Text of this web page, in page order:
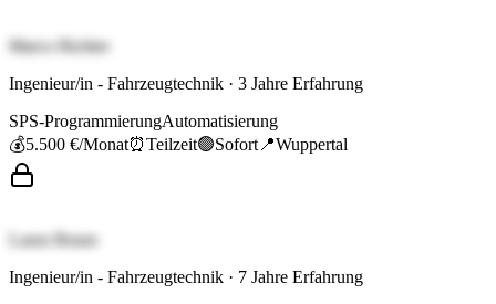
Marco Richter
Ingenieur/in - Fahrzeugtechnik · 3 Jahre Erfahrung
SPS-ProgrammierungAutomatisierung
💰5.500 €/Monat⏰Teilzeit🟢Sofort 📍Wuppertal
Laura Braun
Ingenieur/in - Fahrzeugtechnik · 7 Jahre Erfahrung